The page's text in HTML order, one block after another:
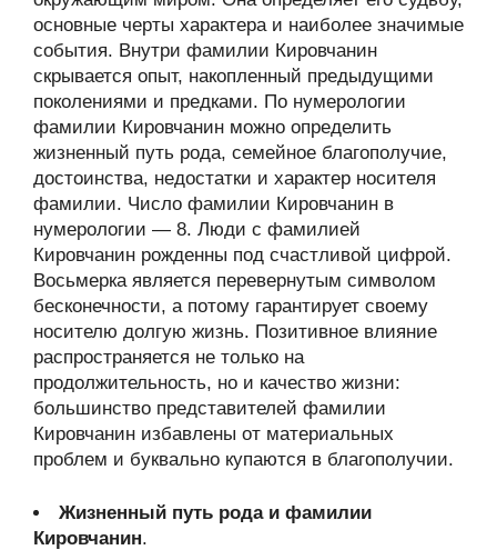
основные черты характера и наиболее значимые
события. Внутри фамилии Кировчанин
скрывается опыт, накопленный предыдущими
поколениями и предками. По нумерологии
фамилии Кировчанин можно определить
жизненный путь рода, семейное благополучие,
достоинства, недостатки и характер носителя
фамилии. Число фамилии Кировчанин в
нумерологии — 8. Люди с фамилией
Кировчанин рожденны под счастливой цифрой.
Восьмерка является перевернутым символом
бесконечности, а потому гарантирует своему
носителю долгую жизнь. Позитивное влияние
распространяется не только на
продолжительность, но и качество жизни:
большинство представителей фамилии
Кировчанин избавлены от материальных
проблем и буквально купаются в благополучии.
Жизненный путь рода и фамилии
Кировчанин.